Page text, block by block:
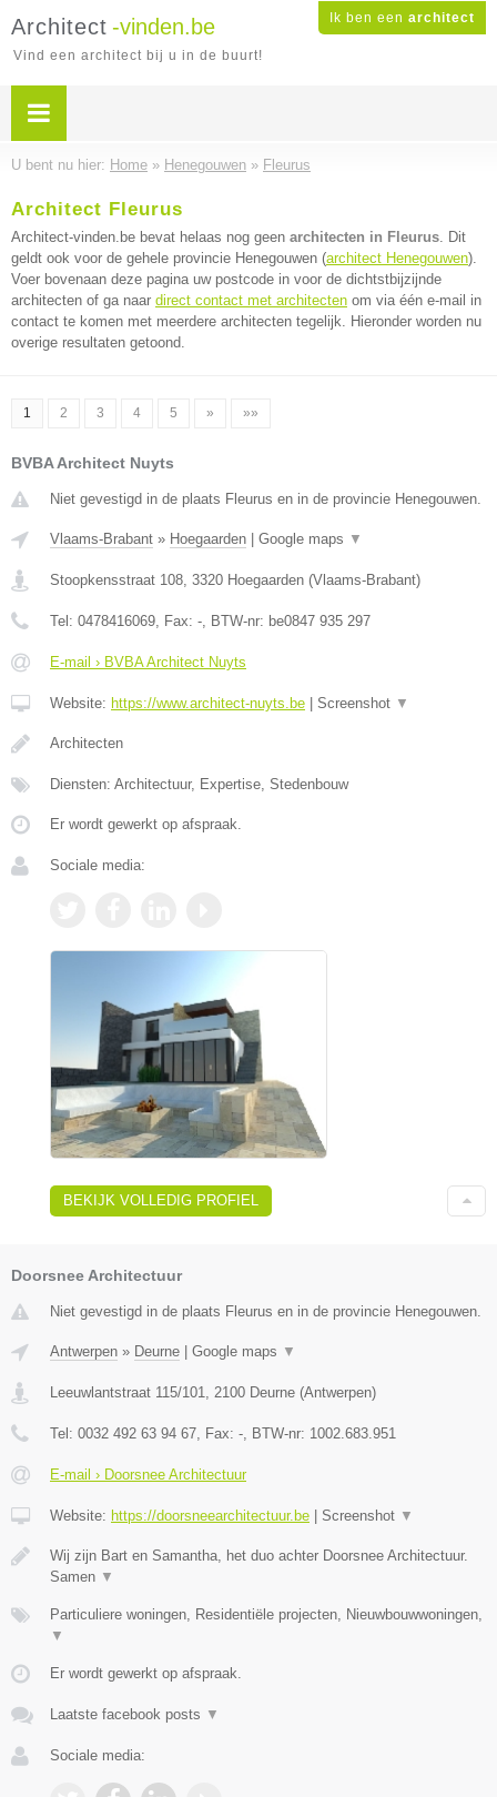
Ik ben een architect
Architect -vinden.be
Vind een architect bij u in de buurt!
U bent nu hier: Home » Henegouwen » Fleurus
Architect Fleurus
Architect-vinden.be bevat helaas nog geen architecten in Fleurus. Dit
geldt ook voor de gehele provincie Henegouwen (architect Henegouwen).
Voer bovenaan deze pagina uw postcode in voor de dichtstbijzijnde
architecten of ga naar direct contact met architecten om via één e-mail in
contact te komen met meerdere architecten tegelijk. Hieronder worden nu
overige resultaten getoond.
1 2 3 4 5 » »»
BVBA Architect Nuyts
Niet gevestigd in de plaats Fleurus en in de provincie Henegouwen.
Vlaams-Brabant » Hoegaarden Google maps ▼
Stoopkensstraat 108, 3320 Hoegaarden (Vlaams-Brabant)
Tel: 0478416069, Fax: -, BTW-nr: be0847 935 297
E-mail › BVBA Architect Nuyts
Website: https://www.architect-nuyts.be Screenshot ▼
Architecten
Diensten: Architectuur, Expertise, Stedenbouw
Er wordt gewerkt op afspraak.
Sociale media:
BEKIJK VOLLEDIG PROFIEL
Doorsnee Architectuur
Niet gevestigd in de plaats Fleurus en in de provincie Henegouwen.
Antwerpen » Deurne | Google maps ▼
Leeuwlantstraat 115/101 2100 Deurne (Antwerpen)
Tel: 0032 492 63 94 67 , Fax: - , BTW-nr: 1002.683.951
E-mail › Doorsnee Architectuur
Website: https://doorsneearchitectuur.be | Screenshot ▼
Wij zijn Bart en Samantha, het duo achter Doorsnee Architectuur.
Samen ▼
Particuliere woningen, Residentiële projecten, Nieuwbouwwoningen,
▼
Er wordt gewerkt op afspraak.
Laatste facebook posts ▼
Sociale media: